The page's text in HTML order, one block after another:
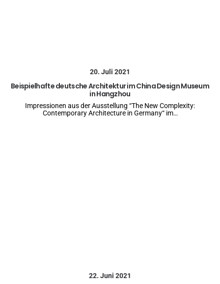
20. Juli 2021
Beispielhafte deutsche Architektur im China Design Museum
in Hangzhou
Impressionen aus der Ausstellung “The New Complexity:
Contemporary Architecture in Germany“ im…
22. Juni 2021